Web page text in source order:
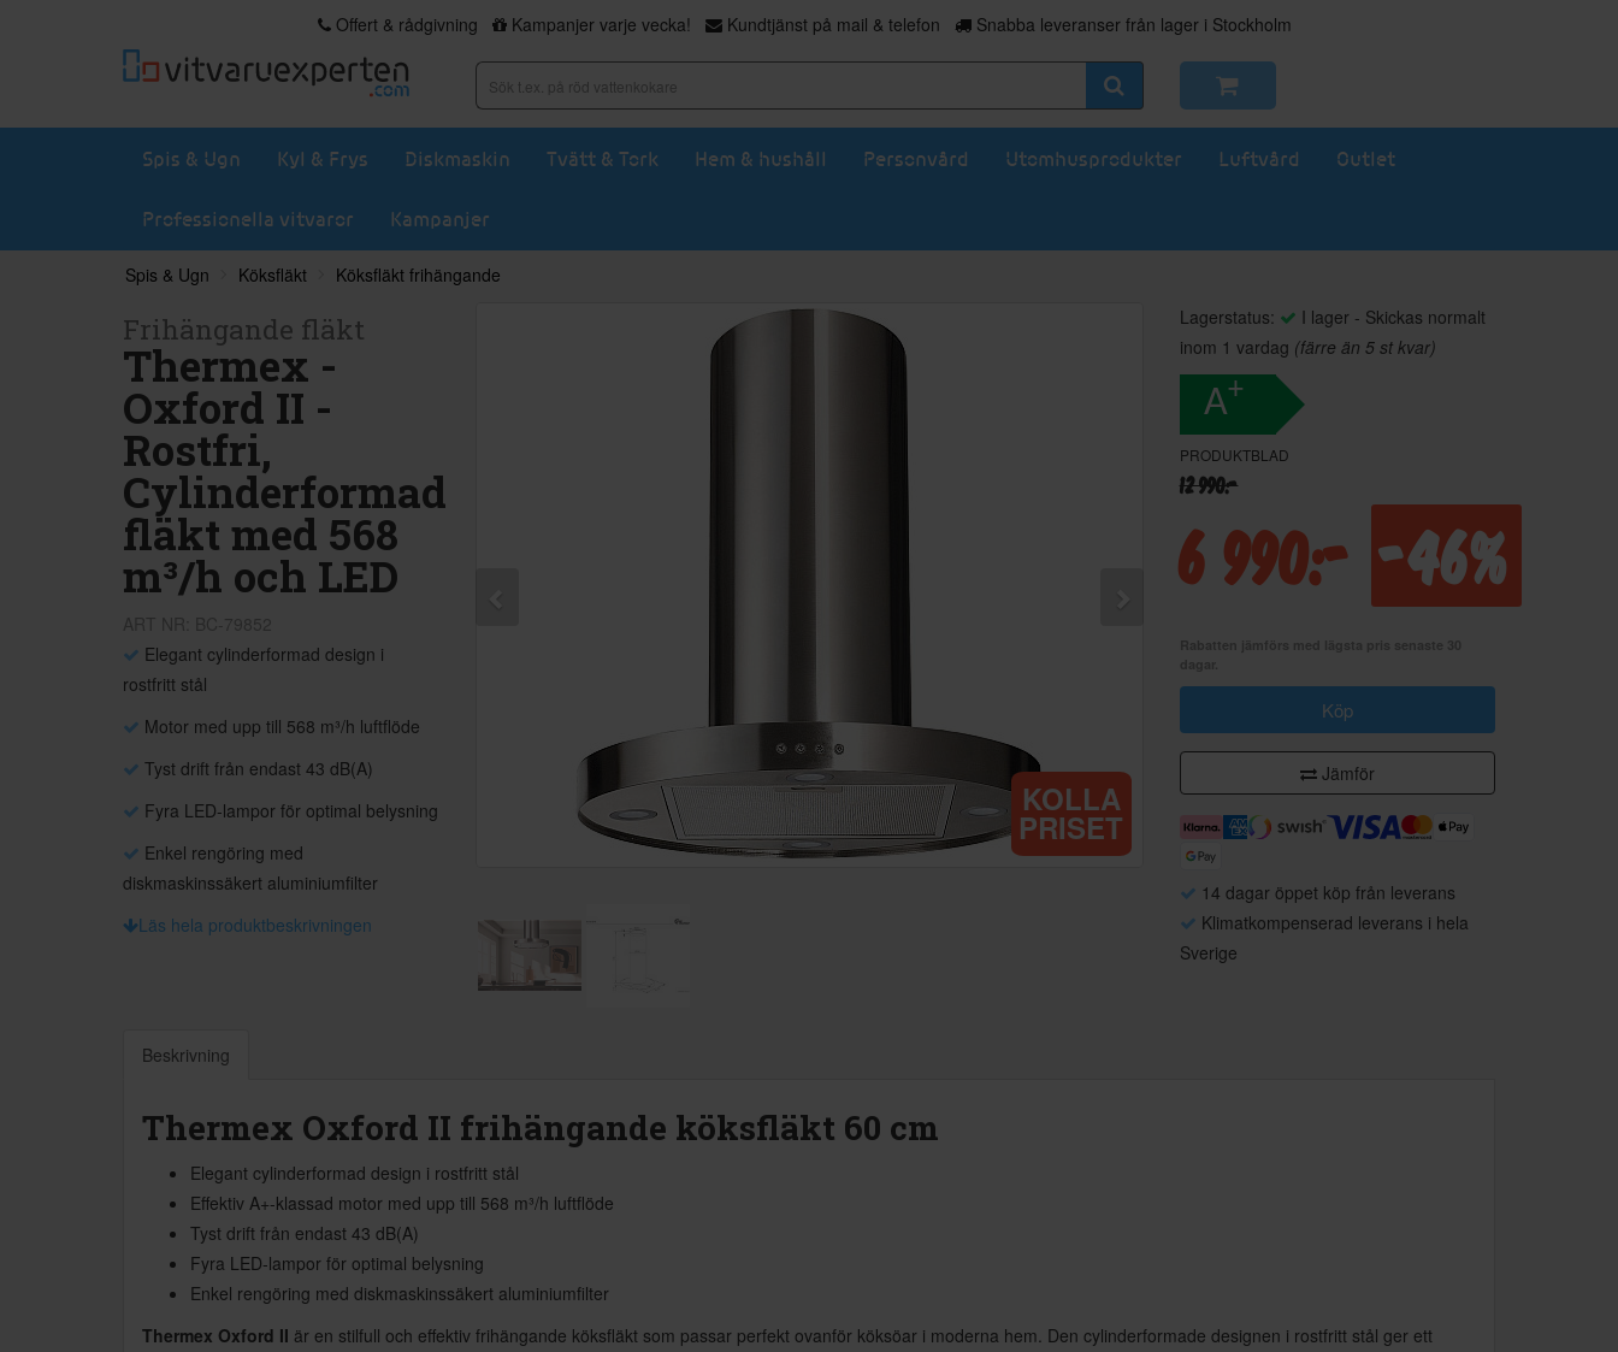
Offert & rådgivning Kampanjer varje vecka! Kundtjänst på mail & telefon Snabba leveranser från lager i Stockholm
Spis & Ugn Kyl & Frys Diskmaskin Tvätt & Tork Hem & hushåll Personvård Utomhusprodukter Luftvård Outlet
Professionella vitvaror Kampanjer
Spis & Ugn Köksfläkt Köksfläkt frihängande
Frihängande fläkt
Thermex -
Oxford II -
Rostfri,
Cylinderformad
fläkt med 568
m³/h och LED
Elegant cylinderformad design i
rostfritt stål
Motor med upp till 568 m³/h luftflöde
Tyst drift från endast 43 dB(A)
Fyra LED-lampor för optimal belysning
Enkel rengöring med
diskmaskinssäkert aluminiumfilter
Läs hela produktbeskrivningen
KOLLA
PRISET
Lagerstatus:
I lager - Skickas normalt
inom 1 vardag (färre än 5 st kvar)
A+
PRODUKTBLAD
12 990:-
6 990:- -46%
Köp
Jämför
14 dagar öppet köp från leverans
Klimatkompenserad leverans i hela
Sverige
Beskrivning
Thermex Oxford II frihängande köksfläkt 60 cm
Elegant cylinderformad design i rostfritt stål
Effektiv A+-klassad motor med upp till 568 m³/h luftflöde
Tyst drift från endast 43 dB(A)
Fyra LED-lampor för optimal belysning
Enkel rengöring med diskmaskinssäkert aluminiumfilter
Thermex Oxford II är en stilfull och effektiv frihängande köksfläkt som passar perfekt ovanför köksöar i moderna hem. Den cylinderformade designen i rostfritt stål ger ett